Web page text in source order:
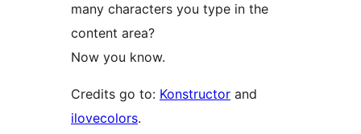
many characters you type in the
content area?
Now you know.
Credits go to: Konstructor and
ilovecolors.